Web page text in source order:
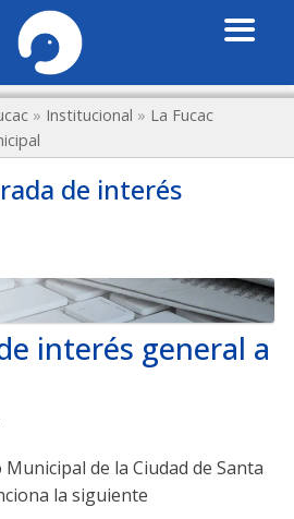
» Institucional » La Fucac
de interés
interés general a
de la Ciudad de Santa
la siguiente